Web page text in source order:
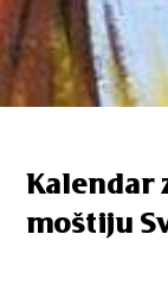
Kalendar
moštiju